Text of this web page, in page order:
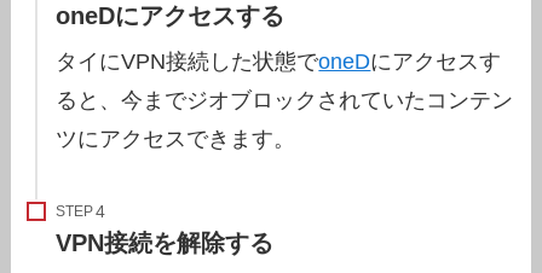
oneDにアクセスする
タイにVPN接続した状態でoneDにアクセスす
ると、今までジオブロックされていたコンテン
ツにアクセスできます。
STEP
VPN接続を解除する